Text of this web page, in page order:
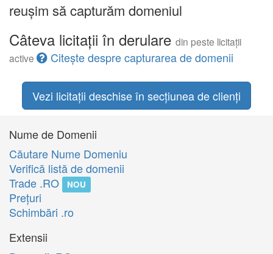
reușim să capturăm domeniul
Câteva licitații în derulare din peste licitații
active
Citește despre capturarea de domenii
Vezi licitații deschise în secțiunea de clienți
Nume de Domenii
Căutare Nume Domeniu
Verifică listă de domenii
Trade .RO
NOU
Preţuri
Schimbări .ro
Extensii